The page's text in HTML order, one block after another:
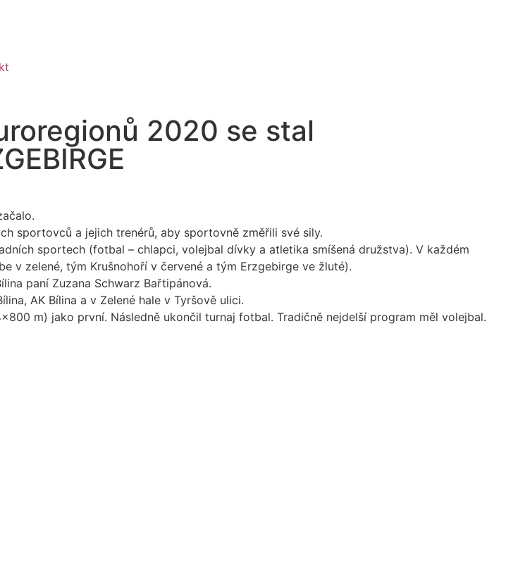
2020 se stal
sportovců a jejich trenérů, aby sportovně změřili své sily.
sportech (fotbal – chlapci, volejbal dívky a atletika smíšená družstva). V každém
v zelené, tým Krušnohoří v červené a tým Erzgebirge ve žluté).
paní Zuzana Schwarz Bařtipánová.
AK Bílina a v Zelené hale v Tyršově ulici.
m) jako první. Následně ukončil turnaj fotbal. Tradičně nejdelší program měl volejbal.